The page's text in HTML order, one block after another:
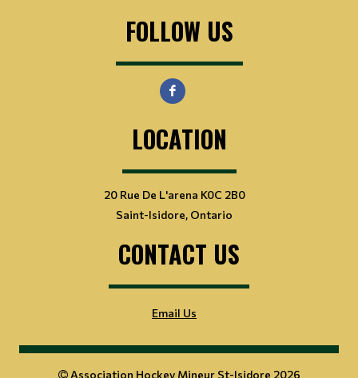
FOLLOW US
LOCATION
20 Rue De L'arena K0C 2B0
Saint-Isidore, Ontario
CONTACT US
Email Us
Association Hockey Mineur St-Isidore 2026